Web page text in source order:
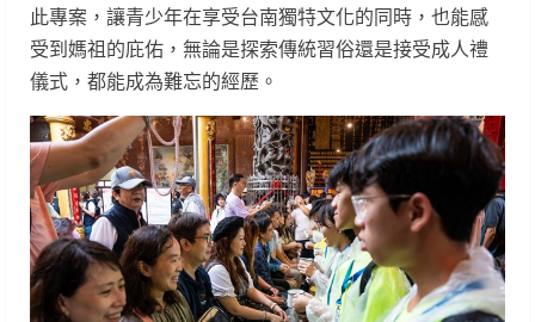
此專案，讓青少年在享受台南獨特文化的同時，也能感
受到媽祖的庇佑，無論是探索傳統習俗還是接受成人禮
儀式，都能成為難忘的經歷。